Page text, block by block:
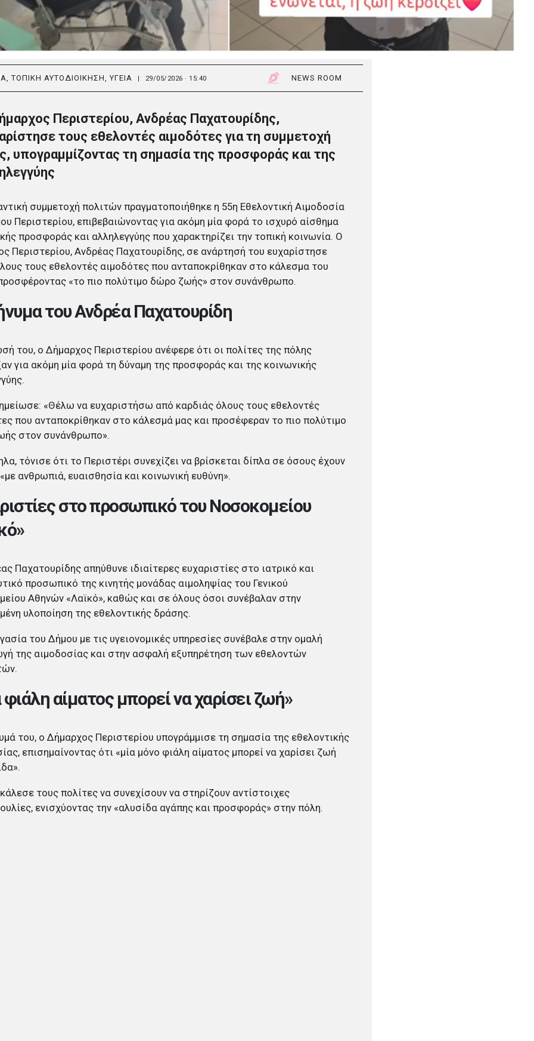
,ΤΟΠΙΚΗ ΑΥΤΟΔΙΟΙΚΗΣΗ,ΥΓΕΙΑ | 29/05/2026 · 15:40 NEWS ROOM
Περιστερίου, Ανδρέας Παχατουρίδης,
τους εθελοντές αιμοδότες για τη συμμετοχή
υπογραμμίζοντας τη σημασία της προσφοράς και της
συμμετοχή πολιτών πραγματοποιήθηκε η 55η Εθελοντική Αιμοδοσία
Περιστερίου, επιβεβαιώνοντας για ακόμη μία φορά το ισχυρό αίσθημα
προσφοράς και αλληλεγγύης που χαρακτηρίζει την τοπική κοινωνία. Ο
Περιστερίου, Ανδρέας Παχατουρίδης, σε ανάρτησή του ευχαρίστησε
τους εθελοντές αιμοδότες που ανταποκρίθηκαν στο κάλεσμα του
«το πιο πολύτιμο δώρο ζωής» στον συνάνθρωπο.
του Ανδρέα Παχατουρίδη
του, ο Δήμαρχος Περιστερίου ανέφερε ότι οι πολίτες της πόλης
για ακόμη μία φορά τη δύναμη της προσφοράς και της κοινωνικής
«Θέλω να ευχαριστήσω από καρδιάς όλους τους εθελοντές
που ανταποκρίθηκαν στο κάλεσμά μας και προσέφεραν το πιο πολύτιμο
στον συνάνθρωπο».
τόνισε ότι το Περιστέρι συνεχίζει να βρίσκεται δίπλα σε όσους έχουν
ανθρωπιά, ευαισθησία και κοινωνική ευθύνη».
στο προσωπικό του Νοσοκομείου
Παχατουρίδης απηύθυνε ιδιαίτερες ευχαριστίες στο ιατρικό και
προσωπικό της κινητής μονάδας αιμοληψίας του Γενικού
Αθηνών «Λαϊκό», καθώς και σε όλους όσοι συνέβαλαν στην
υλοποίηση της εθελοντικής δράσης.
του Δήμου με τις υγειονομικές υπηρεσίες συνέβαλε στην ομαλή
της αιμοδοσίας και στην ασφαλή εξυπηρέτηση των εθελοντών
αίματος μπορεί να χαρίσει ζωή»
του, ο Δήμαρχος Περιστερίου υπογράμμισε τη σημασία της εθελοντικής
επισημαίνοντας ότι «μία μόνο φιάλη αίματος μπορεί να χαρίσει ζωή
τους πολίτες να συνεχίσουν να στηρίζουν αντίστοιχες
ενισχύοντας την «αλυσίδα αγάπης και προσφοράς» στην πόλη.